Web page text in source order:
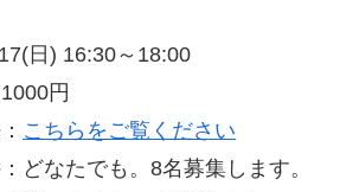
日) 16:30～18:00
円
こちらをご覧ください
どなたでも。8名募集します。